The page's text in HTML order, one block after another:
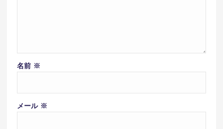
名前 ※
メール ※